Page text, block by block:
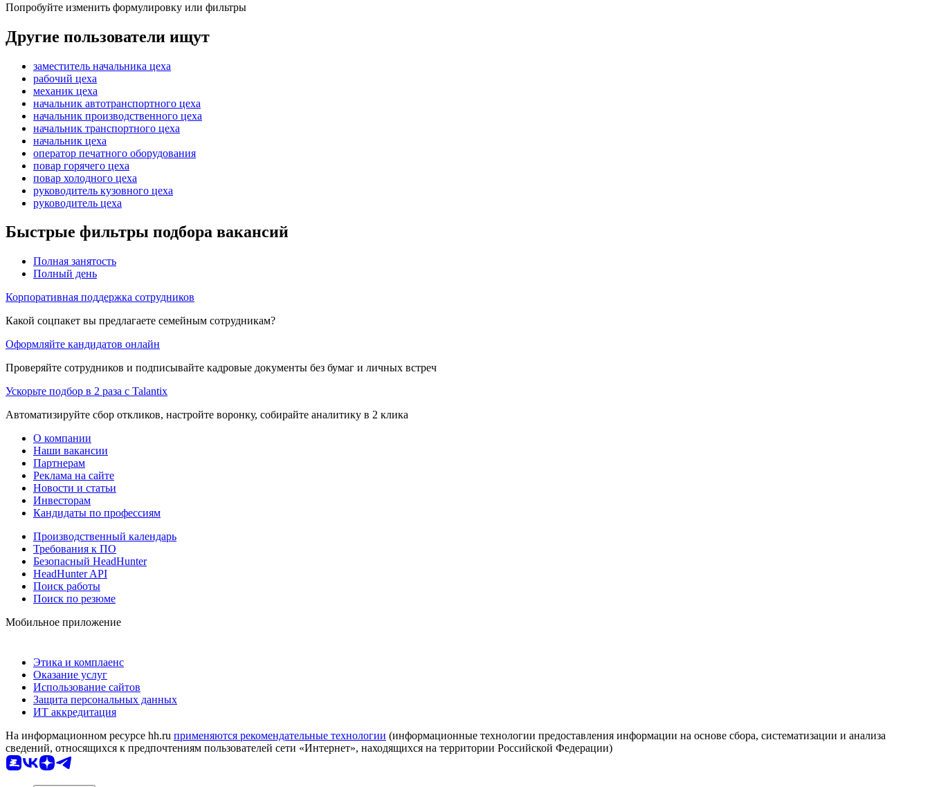
Попробуйте изменить формулировку или фильтры
Другие пользователи ищут
заместитель начальника цеха
рабочий цеха
механик цеха
начальник автотранспортного цеха
начальник производственного цеха
начальник транспортного цеха
начальник цеха
оператор печатного оборудования
повар горячего цеха
повар холодного цеха
руководитель кузовного цеха
руководитель цеха
Быстрые фильтры подбора вакансий
Полная занятость
Полный день
Корпоративная поддержка сотрудников
Какой соцпакет вы предлагаете семейным сотрудникам?
Оформляйте кандидатов онлайн
Проверяйте сотрудников и подписывайте кадровые документы без бумаг и личных встреч
Ускорьте подбор в 2 раза с Talantix
Автоматизируйте сбор откликов, настройте воронку, собирайте аналитику в 2 клика
О компании
Наши вакансии
Партнерам
Реклама на сайте
Новости и статьи
Инвесторам
Кандидаты по профессиям
Производственный календарь
Требования к ПО
Безопасный HeadHunter
HeadHunter API
Поиск работы
Поиск по резюме
Мобильное приложение
Этика и комплаенс
Оказание услуг
Использование сайтов
Защита персональных данных
ИТ аккредитация
На информационном ресурсе hh.ru применяются рекомендательные технологии (информационные технологии предоставления информации на основе сбора, систематизации и анализа
сведений, относящихся к предпочтениям пользователей сети «Интернет», находящихся на территории Российской Федерации)